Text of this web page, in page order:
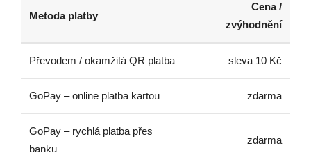
Metoda platby
Cena /
zvýhodnění
Převodem / okamžitá QR platba sleva 10 Kč
GoPay – online platba kartou zdarma
GoPay – rychlá platba přes
banku
zdarma